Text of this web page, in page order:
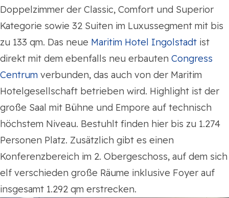
Doppelzimmer der Classic, Comfort und Superior
Kategorie sowie 32 Suiten im Luxussegment mit bis
zu 133 qm. Das neue Maritim Hotel Ingolstadt ist
direkt mit dem ebenfalls neu erbauten Congress
Centrum verbunden, das auch von der Maritim
Hotelgesellschaft betrieben wird. Highlight ist der
große Saal mit Bühne und Empore auf technisch
höchstem Niveau. Bestuhlt finden hier bis zu 1.274
Personen Platz. Zusätzlich gibt es einen
Konferenzbereich im 2. Obergeschoss, auf dem sich
elf verschieden große Räume inklusive Foyer auf
insgesamt 1.292 qm erstrecken.